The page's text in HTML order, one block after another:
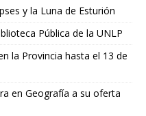
y la Luna de Esturión
Pública de la UNLP
la Provincia hasta el 13 de
en Geografía a su oferta